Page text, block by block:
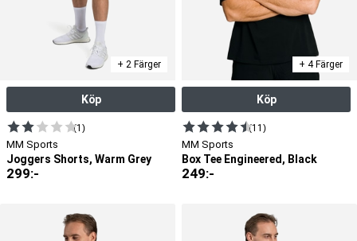
+ 2 Färger
Köp
(1)
MM Sports
Joggers Shorts, Warm Grey
299:-
+ 4 Färger
Köp
(11)
MM Sports
Box Tee Engineered, Black
249:-